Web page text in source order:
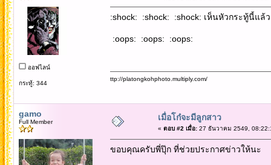
ออฟไลน์
กระทู้: 344
:shock: :shock: :shock: เห็นหัวกระทู้นี้แล้
:oops: :oops: :oops:
ttp://platongkohphoto.multiply.com/
gamo
Full Member เมื่อโก๋จะมีลูกสาว
« ตอบ #2 เมื่อ:27 ธันวาคม 2549,
ขอบคุณครับพี่ปุ๊ก ที่ช่วยประกาศข่าวให้นะ